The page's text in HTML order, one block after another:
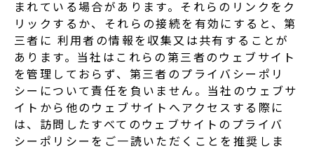
まれている場合があります。それらのリンクをク
リックするか、それらの接続を有効にすると、第
三者に 利用者の情報を収集又は共有することが
あります。当社はこれらの第三者のウェブサイト
を管理しておらず、第三者のプライバシーポリ
シーについて責任を負いません。当社のウェブサ
イトから他のウェブサイトへアクセスする際に
は、訪問したすべてのウェブサイトのプライバ
シーポリシーをご一読いただくことを推奨しま